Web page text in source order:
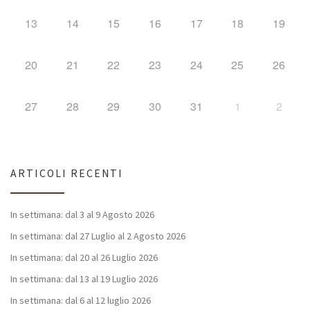
13 14 15 16 17 18 19
20 21 22 23 24 25 26
27 28 29 30 31 1 2
ARTICOLI RECENTI
In settimana: dal 3 al 9 Agosto 2026
In settimana: dal 27 Luglio al 2 Agosto 2026
In settimana: dal 20 al 26 Luglio 2026
In settimana: dal 13 al 19 Luglio 2026
In settimana: dal 6 al 12 luglio 2026